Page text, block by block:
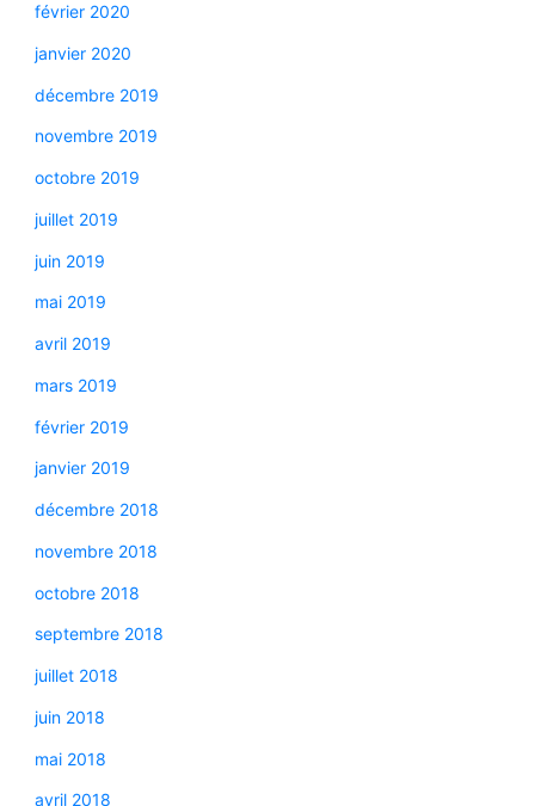
février 2020
janvier 2020
décembre 2019
novembre 2019
octobre 2019
juillet 2019
juin 2019
mai 2019
avril 2019
mars 2019
février 2019
janvier 2019
décembre 2018
novembre 2018
octobre 2018
septembre 2018
juillet 2018
juin 2018
mai 2018
avril 2018